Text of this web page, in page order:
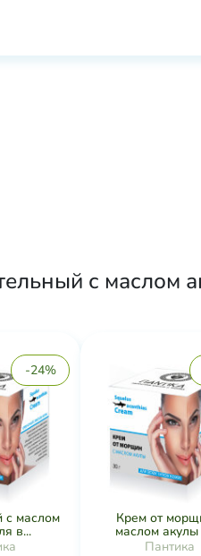
с маслом
-24%
с маслом
в...
Крем от
маслом акулы
Пантика